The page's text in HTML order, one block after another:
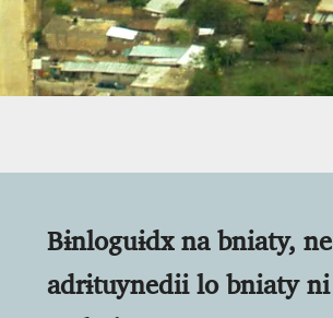
Bɨnloguɨdx na bniaty, ne
adrɨtuynedii lo bniaty ni